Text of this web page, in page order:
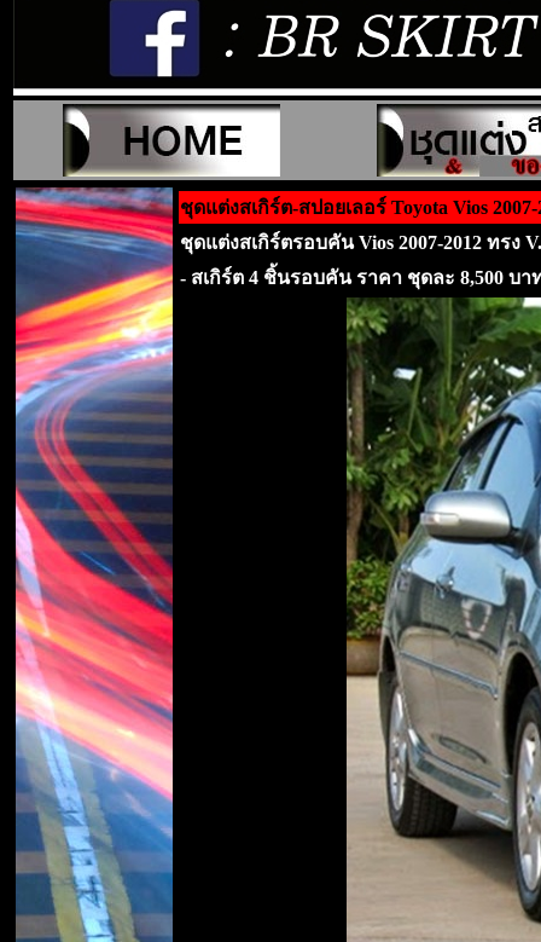
ชุดแต่งสเกิร์ต-สปอยเลอร์ Toyota Vios 2007-
ชุดแต่งสเกิร์ตรอบคัน Vios 2007-2012 ทรง
- สเกิร์ต 4 ชิ้นรอบคัน ราคา ชุดละ 8,500 บา